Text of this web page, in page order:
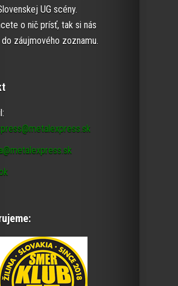
UG scény.
o nič prísť, tak si nás
záujmového zoznamu.